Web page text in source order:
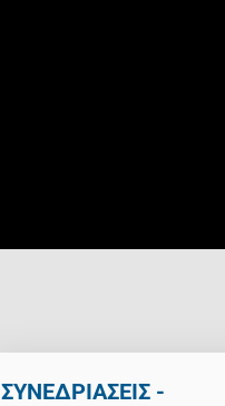
ΣΥΝΕΔΡΙΑΣΕΙΣ -